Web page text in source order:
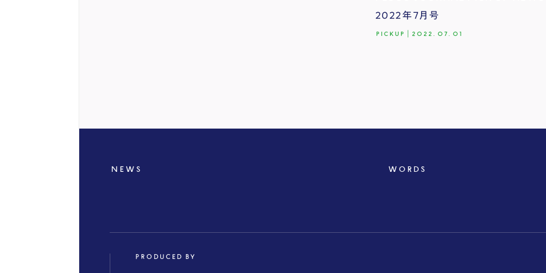
2022年7月号
PICKUP 2022.07.01
NEWS WORDS
PRODUCED BY